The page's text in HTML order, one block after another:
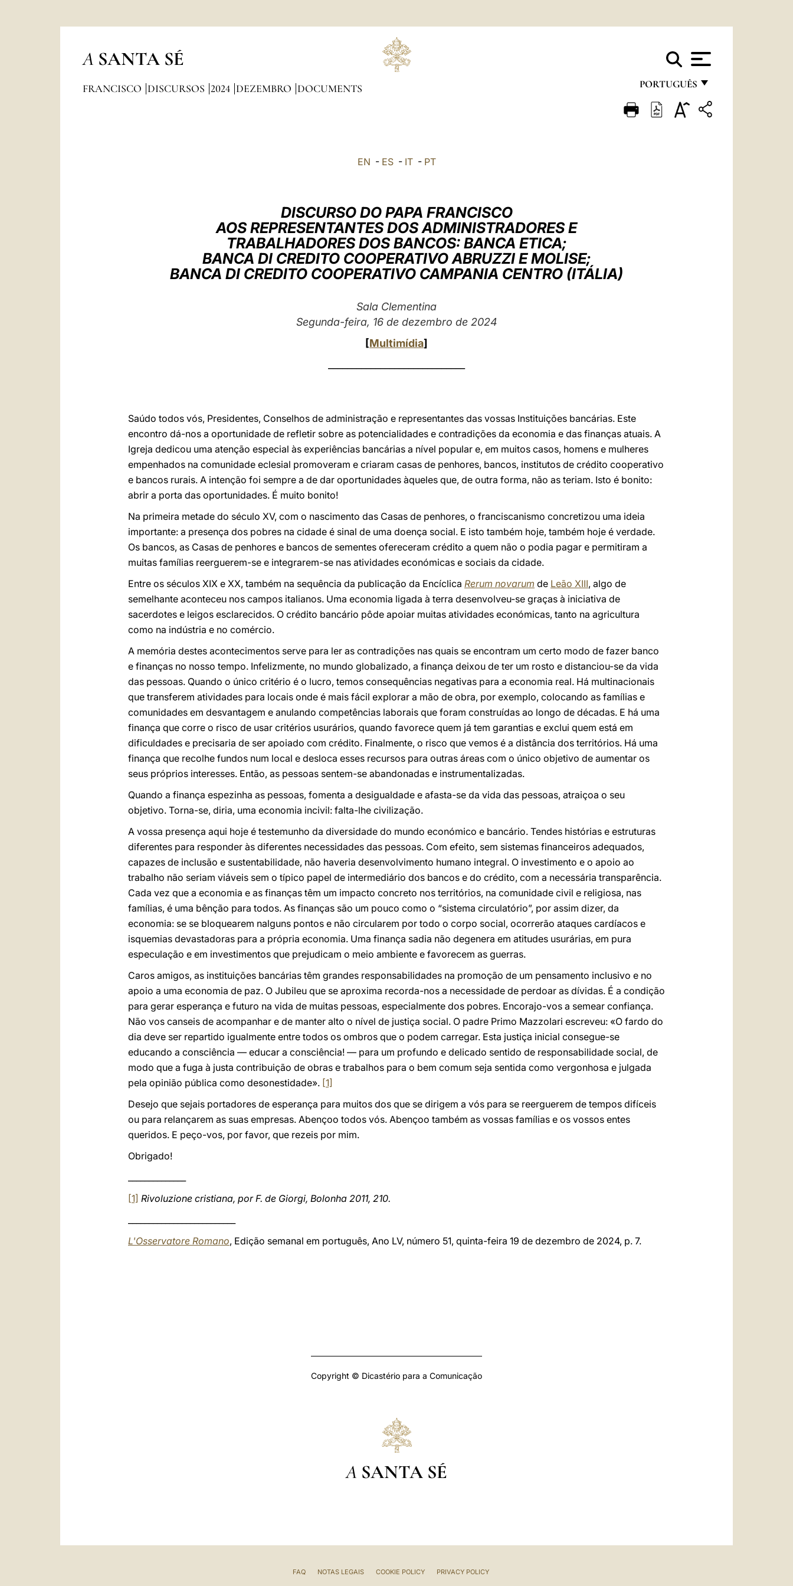
A SANTA SÉ
PORTUGUÊS
FRANÇAIS
FRANCISCO DISCURSOS 2024 DEZEMBRO DOCUMENTS
EN - ES- IT- PT
DISCURSO DO PAPA FRANCISCO
AOS REPRESENTANTES DOS ADMINISTRADORES E
TRABALHADORES DOS BANCOS: BANCA ETICA;
BANCA DI CREDITO COOPERATIVO ABRUZZI E MOLISE;
BANCA DI CREDITO COOPERATIVO CAMPANIA CENTRO (ITÁLIA)
Sala Clementina
Segunda-feira, 16 de dezembro de 2024
[Multimídia]
Saúdo todos vós, Presidentes, Conselhos de administração e representantes das vossas Instituições bancárias. Este
encontro dá-nos a oportunidade de refletir sobre as potencialidades e contradições da economia e das finanças atuais. A
Igreja dedicou uma atenção especial às experiências bancárias a nível popular e, em muitos casos, homens e mulheres
empenhados na comunidade eclesial promoveram e criaram casas de penhores, bancos, institutos de crédito cooperativo
e bancos rurais. A intenção foi sempre a de dar oportunidades àqueles que, de outra forma, não as teriam. Isto é bonito:
abrir a porta das oportunidades. É muito bonito!
Na primeira metade do século XV, com o nascimento das Casas de penhores, o franciscanismo concretizou uma ideia
importante: a presença dos pobres na cidade é sinal de uma doença social. E isto também hoje, também hoje é verdade.
Os bancos, as Casas de penhores e bancos de sementes ofereceram crédito a quem não o podia pagar e permitiram a
muitas famílias reerguerem-se e integrarem-se nas atividades económicas e sociais da cidade.
Entre os séculos XIX e XX, também na sequência da publicação da Encíclica Rerum novarum de Leão XIII, algo de
semelhante aconteceu nos campos italianos. Uma economia ligada à terra desenvolveu-se graças à iniciativa de
sacerdotes e leigos esclarecidos. O crédito bancário pôde apoiar muitas atividades económicas, tanto na agricultura
como na indústria e no comércio.
A memória destes acontecimentos serve para ler as contradições nas quais se encontram um certo modo de fazer banco
e finanças no nosso tempo. Infelizmente, no mundo globalizado, a finança deixou de ter um rosto e distanciou-se da vida
das pessoas. Quando o único critério é o lucro, temos consequências negativas para a economia real. Há multinacionais
que transferem atividades para locais onde é mais fácil explorar a mão de obra, por exemplo, colocando as famílias e
comunidades em desvantagem e anulando competências laborais que foram construídas ao longo de décadas. E há uma
finança que corre o risco de usar critérios usurários, quando favorece quem já tem garantias e exclui quem está em
dificuldades e precisaria de ser apoiado com crédito. Finalmente, o risco que vemos é a distância dos territórios. Há uma
finança que recolhe fundos num local e desloca esses recursos para outras áreas com o único objetivo de aumentar os
seus próprios interesses. Então, as pessoas sentem-se abandonadas e instrumentalizadas.
Quando a finança espezinha as pessoas, fomenta a desigualdade e afasta-se da vida das pessoas, atraiçoa o seu
objetivo. Torna-se, diria, uma economia incivil: falta-lhe civilização.
A vossa presença aqui hoje é testemunho da diversidade do mundo económico e bancário. Tendes histórias e estruturas
diferentes para responder às diferentes necessidades das pessoas. Com efeito, sem sistemas financeiros adequados,
capazes de inclusão e sustentabilidade, não haveria desenvolvimento humano integral. O investimento e o apoio ao
trabalho não seriam viáveis sem o típico papel de intermediário dos bancos e do crédito, com a necessária transparência.
Cada vez que a economia e as finanças têm um impacto concreto nos territórios, na comunidade civil e religiosa, nas
famílias, é uma bênção para todos. As finanças são um pouco como o “sistema circulatório”, por assim dizer, da
economia: se se bloquearem nalguns pontos e não circularem por todo o corpo social, ocorrerão ataques cardíacos e
isquemias devastadoras para a própria economia. Uma finança sadia não degenera em atitudes usurárias, em pura
especulação e em investimentos que prejudicam o meio ambiente e favorecem as guerras.
Caros amigos, as instituições bancárias têm grandes responsabilidades na promoção de um pensamento inclusivo e no
apoio a uma economia de paz. O Jubileu que se aproxima recorda-nos a necessidade de perdoar as dívidas. É a condição
para gerar esperança e futuro na vida de muitas pessoas, especialmente dos pobres. Encorajo-vos a semear confiança.
Não vos canseis de acompanhar e de manter alto o nível de justiça social. O padre Primo Mazzolari escreveu: «O fardo do
dia deve ser repartido igualmente entre todos os ombros que o podem carregar. Esta justiça inicial consegue-se
educando a consciência — educar a consciência! — para um profundo e delicado sentido de responsabilidade social, de
modo que a fuga à justa contribuição de obras e trabalhos para o bem comum seja sentida como vergonhosa e julgada
pela opinião pública como desonestidade». [1]
Desejo que sejais portadores de esperança para muitos dos que se dirigem a vós para se reerguerem de tempos difíceis
ou para relançarem as suas empresas. Abençoo todos vós. Abençoo também as vossas famílias e os vossos entes
queridos. E peço-vos, por favor, que rezeis por mim.
Obrigado!
[1] Rivoluzione cristiana, por F. de Giorgi, Bolonha 2011, 210.
L'Osservatore Romano, Edição semanal em português, Ano LV, número 51, quinta-feira 19 de dezembro de 2024, p. 7.
Copyright © Dicastério para a Comunicação
A SANTA SÉ
FAQ NOTAS LEGAIS COOKIE POLICY PRIVACY POLICY